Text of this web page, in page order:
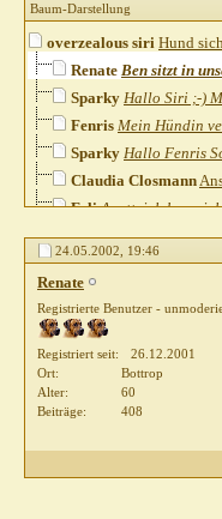
Baum-Darstellung
overzealous siri Hund
Renate Ben sitzt in
Sparky Hallo Siri ;-)
Fenris Mein Hündin
Sparky Hallo Fenris
Claudia Closmann
Feli Anett, ich kann
Silke Klösener rein...
Thomas Waldhorn
Elke Antosch
Hallo
Claudia Closmann Es
Thomas Waldhorn
...wir haben
24.05.2002, 19:46
Renate
Registrierte Benutzer -
Registriert seit
26.12.2001
Ort
Bottrop
Alter
60
Beiträge
408